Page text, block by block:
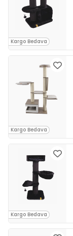
Kargo Bedava
Kargo Bedava
Kargo Bedava